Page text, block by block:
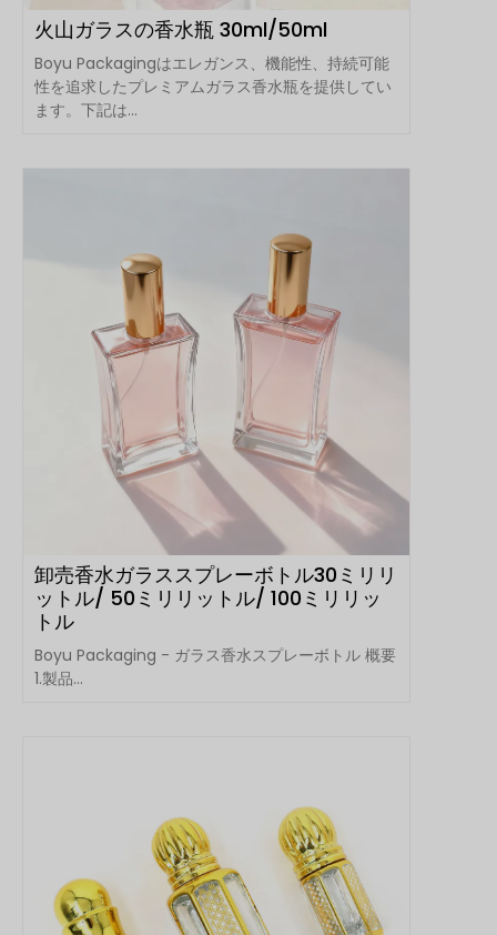
火山ガラスの香水瓶 30ml/50ml
Boyu Packagingはエレガンス、機能性、持続可能
性を追求したプレミアムガラス香水瓶を提供してい
ます。下記は...
卸売香水ガラススプレーボトル30ミリリ
ットル/ 50ミリリットル/ 100ミリリッ
トル
Boyu Packaging - ガラス香水スプレーボトル 概要
1.製品...